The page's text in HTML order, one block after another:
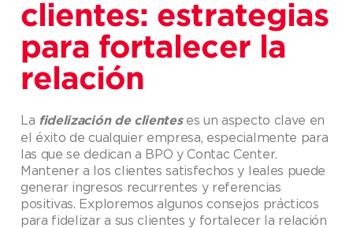
clientes: estrategias
para fortalecer la
relación
La fidelización de clienteses un aspecto clave en
el éxito de cualquier empresa, especialmente para
las que se dedican a BPO y Contac Center.
Mantener a los clientes satisfechos y leales puede
generar ingresos recurrentes y referencias
positivas. Exploremos algunos consejos prácticos
para fidelizar a sus clientes y fortalecer la relación